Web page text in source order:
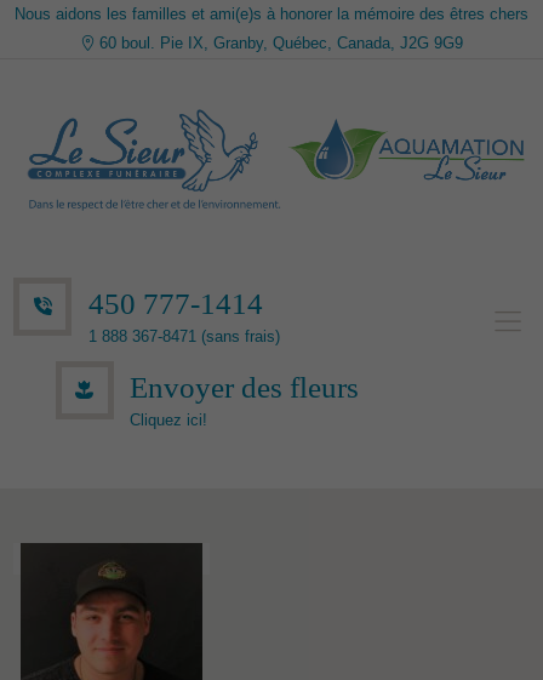
Nous aidons les familles et ami(e)s à honorer la mémoire des êtres chers
60 boul. Pie IX, Granby, Québec, Canada, J2G 9G9
450 777-1414
1 888 367-8471 (sans frais)
Envoyer des fleurs
Cliquez ici!